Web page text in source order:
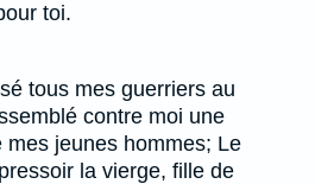
toi.
tous mes guerriers au
contre moi une
jeunes hommes; Le
la vierge, fille de